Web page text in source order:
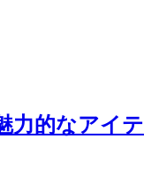
力的なアイテ